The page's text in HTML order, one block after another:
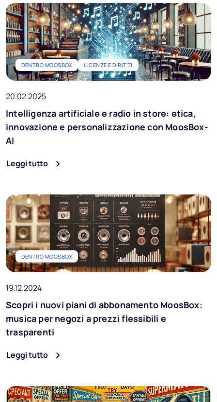
DENTRO MOOSBOX LICENZE E DIRITTI
20.02.2025
Intelligenza artificiale e radio in store: etica,
innovazione e personalizzazione con MoosBox-
AI
Leggi tutto
DENTRO MOOSBOX
19.12.2024
Scopri i nuovi piani di abbonamento MoosBox:
musica per negozi a prezzi flessibili e
trasparenti
Leggi tutto